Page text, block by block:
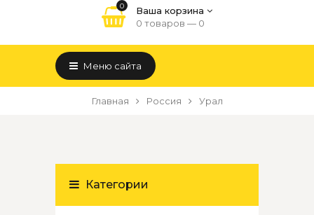
0
Ваша корзина
0 товаров — 0
Меню сайта
Главная Россия Урал
Категории